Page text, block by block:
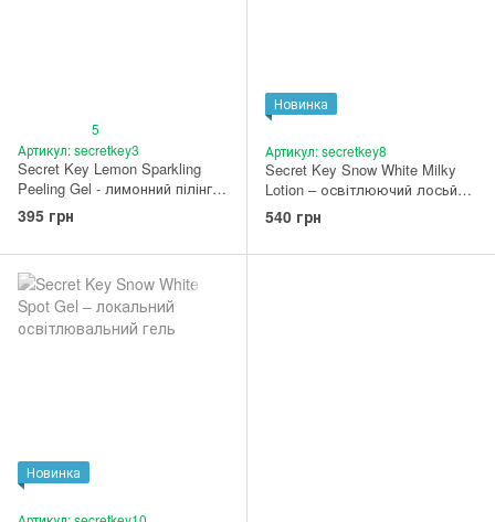
5
Артикул: secretkey3
Secret Key Lemon Sparkling
Peeling Gel - лимонний пілінг-
скатка
395 грн
Новинка
Артикул: secretkey8
Secret Key Snow White Milky
Lotion – освітлюючий лосьйон
120 г
540 грн
Новинка